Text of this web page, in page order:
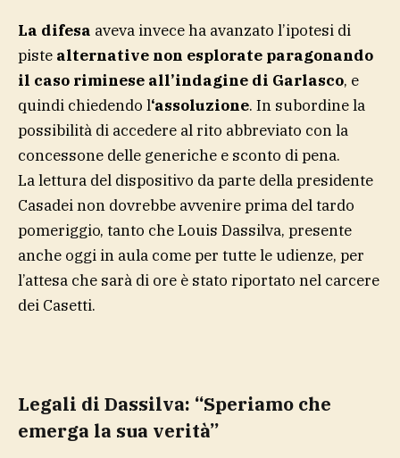
La difesa aveva invece ha avanzato l’ipotesi di
piste alternative non esplorate paragonando
il caso riminese all’indagine di Garlasco, e
quindi chiedendo l‘assoluzione. In subordine la
possibilità di accedere al rito abbreviato con la
concessone delle generiche e sconto di pena.
La lettura del dispositivo da parte della presidente
Casadei non dovrebbe avvenire prima del tardo
pomeriggio, tanto che Louis Dassilva, presente
anche oggi in aula come per tutte le udienze, per
l’attesa che sarà di ore è stato riportato nel carcere
dei Casetti.
Legali di Dassilva: “Speriamo che
emerga la sua verità”